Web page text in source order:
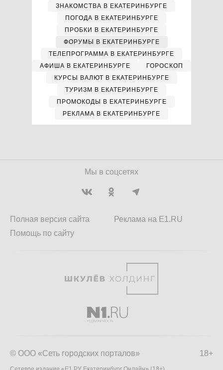
ЗНАКОМСТВА В ЕКАТЕРИНБУРГЕ
ПОГОДА В ЕКАТЕРИНБУРГЕ
ПРОБКИ В ЕКАТЕРИНБУРГЕ
ФОРУМЫ В ЕКАТЕРИНБУРГЕ
ТЕЛЕПРОГРАММА В ЕКАТЕРИНБУРГЕ
АФИША В ЕКАТЕРИНБУРГЕ
ГОРОСКОП
КУРСЫ ВАЛЮТ В ЕКАТЕРИНБУРГЕ
ТУРИЗМ В ЕКАТЕРИНБУРГЕ
ПРОМОКОДЫ В ЕКАТЕРИНБУРГЕ
РЕКЛАМА В ЕКАТЕРИНБУРГЕ
Мы в соцсетях
Полная версия сайта
Помощь по сайту
Реклама на E1.RU
18+
© ООО «Сеть городских порталов»